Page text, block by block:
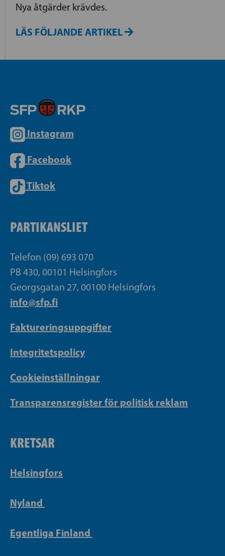
Nya åtgärder krävdes.
LÄS FÖLJANDE ARTIKEL
Instagram
Facebook
Tiktok
PARTIKANSLIET
Telefon (09) 693 070
PB 430, 00101 Helsingfors
Georgsgatan 27, 00100 Helsingfors
info@sfp.fi
Faktureringsuppgifter
Integritetspolicy
Cookieinställningar
Transparensregister för politisk reklam
KRETSAR
Helsingfors
Nyland
Egentliga Finland